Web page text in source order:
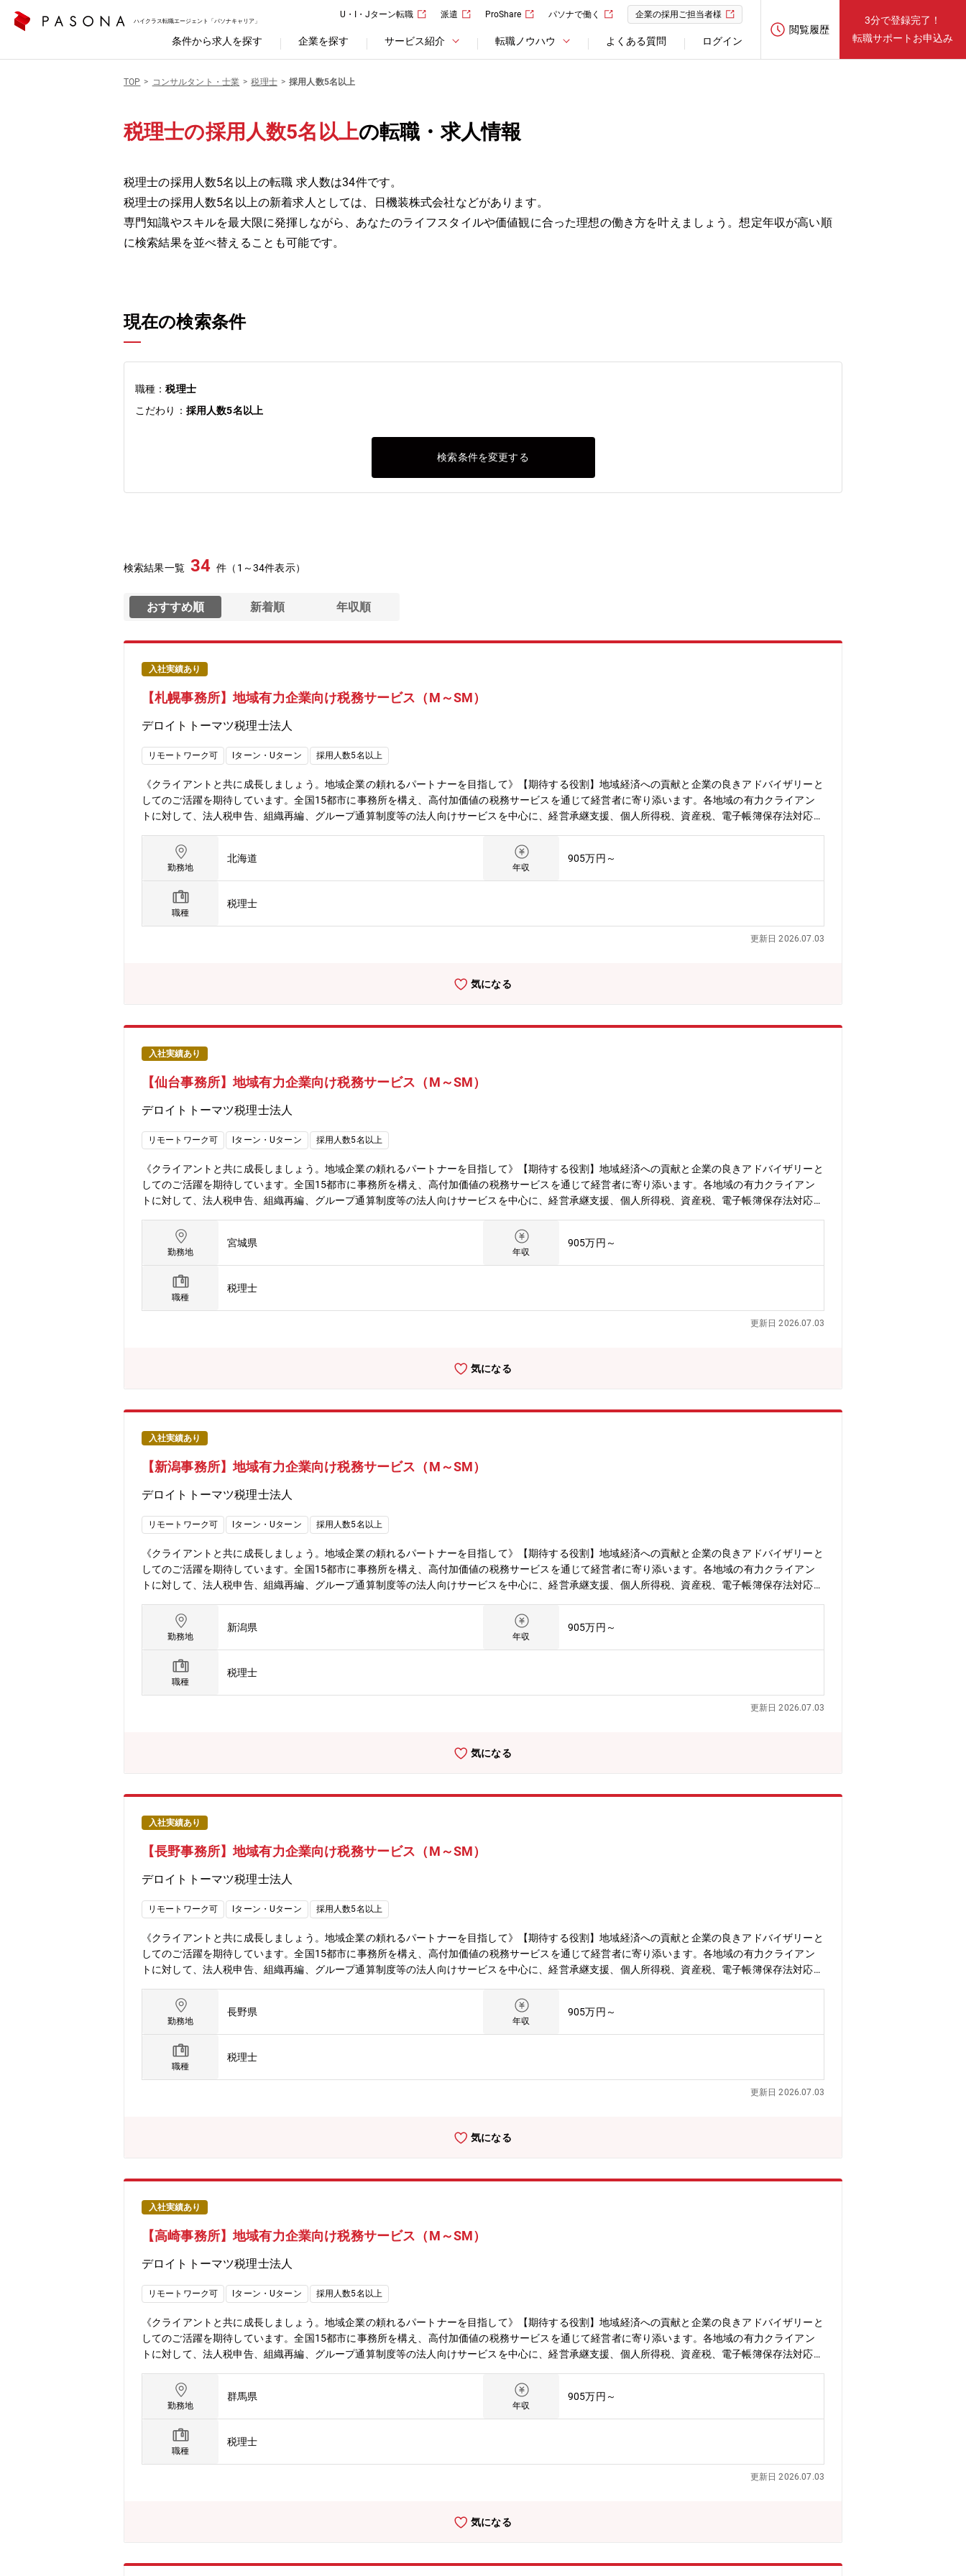
ハイクラス転職エージェント「パソナキャリア」
U・I・Jターン転職 派遣 ProShare パソナで働く 企業の採用ご担当者様
条件から求人を探す 企業を探す サービス紹介 転職ノウハウ よくある質問 ログイン
閲覧履歴
3分で登録完了！
転職サポートお申込み
TOP コンサルタント・士業 税理士 採用人数5名以上
税理士の採用人数5名以上の転職・求人情報
税理士の採用人数5名以上の転職 求人数は34件です。
税理士の採用人数5名以上の新着求人としては、日機装株式会社などがあります。
専門知識やスキルを最大限に発揮しながら、あなたのライフスタイルや価値観に合った理想の働き方を叶えましょう。想定年収が高い順
に検索結果を並べ替えることも可能です。
現在の検索条件
職種：税理士
こだわり： 採用人数5名以上
検索条件を変更する
検索結果一覧 34 件（1～34件表示）
おすすめ順 新着順 年収順
入社実績あり
【札幌事務所】地域有力企業向け税務サービス（M～SM）
デロイトトーマツ税理士法人
リモートワーク可 Iターン・Uターン 採用人数5名以上
《クライアントと共に成長しましょう。地域企業の頼れるパートナーを目指して》【期待する役割】地域経済への貢献と企業の良きアドバイザリーと
してのご活躍を期待しています。全国15都市に事務所を構え、高付加価値の税務サービスを通じて経営者に寄り添います。各地域の有力クライアン
トに対して、法人税申告、組織再編、グループ通算制度等の法人向けサービスを中心に、経営承継支援、個人所得税、資産税、電子帳簿保存法対応支
広く持ち、下記業務の主任（マネジャー）として各案件のコントロール、および３～４名程度のチームメンバーを牽引出来る方を募集しております。
税務のエキスパートとして対クライアントへのサービス提供を行って頂きます。ワークライフバランスを取りやすく、リモートと出社のハイブリッド
ワークが浸透しています。今後の組織拡大に応じて将来のキャリアも開かれています。UターンやIターンを希望されている方にもお勧めできるポジシ
ョンです。【法人総合税務サービス】国内企業に対して、税務のコンサルティングおよびコンプライアンス業務を幅広く提供します・法人に係る全般
的な税務相談・法人税・消費税・法人地方税の申告書作成またはレビュー・組織再編税務コンサルティング・グループ通算制度導入支援・電子帳簿保
存法対応支援・税務デューデリジェンス 等【個人所得税・資産税サービス】・企業オーナーの所得税・贈与税・相続税申告及びコンサルティン
グ・経営承継アドバイス 等【デロイトトーマツ 税理士法人（以下：DT Tax）について】全国規模の税理士法人として2002年に設立されました。
高品質なプロフェッショナルサービスを提供しています。近年急増するクロスボーダー案件に対応するため、その強みであるグローバルネットワーク
査・保証業務」「リスクアドバイザリー」「コンサルティング」「ファイナンシャルアドバイザリー」「法務」等を提供しています。国内約30都市
勤務地
北海道
年収
905万円～
職種
税理士
更新日 2026.07.03
気になる
入社実績あり
【仙台事務所】地域有力企業向け税務サービス（M～SM）
デロイトトーマツ税理士法人
リモートワーク可 Iターン・Uターン 採用人数5名以上
《クライアントと共に成長しましょう。地域企業の頼れるパートナーを目指して》【期待する役割】地域経済への貢献と企業の良きアドバイザリーと
してのご活躍を期待しています。全国15都市に事務所を構え、高付加価値の税務サービスを通じて経営者に寄り添います。各地域の有力クライアン
トに対して、法人税申告、組織再編、グループ通算制度等の法人向けサービスを中心に、経営承継支援、個人所得税、資産税、電子帳簿保存法対応支
広く持ち、下記業務の主任（マネジャー）として各案件のコントロール、および３～４名程度のチームメンバーを牽引出来る方を募集しております。
税務のエキスパートとして対クライアントへのサービス提供を行って頂きます。ワークライフバランスを取りやすく、リモートと出社のハイブリッド
ワークが浸透しています。今後の組織拡大に応じて将来のキャリアも開かれています。UターンやIターンを希望されている方にもお勧めできるポジシ
ョンです。【法人総合税務サービス】国内企業に対して、税務のコンサルティングおよびコンプライアンス業務を幅広く提供します・法人に係る全般
的な税務相談・法人税・消費税・法人地方税の申告書作成またはレビュー・組織再編税務コンサルティング・グループ通算制度導入支援・電子帳簿保
存法対応支援・税務デューデリジェンス 等【個人所得税・資産税サービス】・企業オーナーの所得税・贈与税・相続税申告及びコンサルティン
グ・経営承継アドバイス 等【デロイトトーマツ 税理士法人（以下：DT Tax）について】全国規模の税理士法人として2002年に設立されました。
高品質なプロフェッショナルサービスを提供しています。近年急増するクロスボーダー案件に対応するため、その強みであるグローバルネットワーク
査・保証業務」「リスクアドバイザリー」「コンサルティング」「ファイナンシャルアドバイザリー」「法務」等を提供しています。国内約30都市
勤務地
宮城県
年収
905万円～
職種
税理士
更新日 2026.07.03
気になる
入社実績あり
【新潟事務所】地域有力企業向け税務サービス（M～SM）
デロイトトーマツ税理士法人
リモートワーク可 Iターン・Uターン 採用人数5名以上
《クライアントと共に成長しましょう。地域企業の頼れるパートナーを目指して》【期待する役割】地域経済への貢献と企業の良きアドバイザリーと
してのご活躍を期待しています。全国15都市に事務所を構え、高付加価値の税務サービスを通じて経営者に寄り添います。各地域の有力クライアン
トに対して、法人税申告、組織再編、グループ通算制度等の法人向けサービスを中心に、経営承継支援、個人所得税、資産税、電子帳簿保存法対応支
広く持ち、下記業務の主任（マネジャー）として各案件のコントロール、および３～４名程度のチームメンバーを牽引出来る方を募集しております。
税務のエキスパートとして対クライアントへのサービス提供を行って頂きます。ワークライフバランスを取りやすく、リモートと出社のハイブリッド
ワークが浸透しています。今後の組織拡大に応じて将来のキャリアも開かれています。UターンやIターンを希望されている方にもお勧めできるポジシ
ョンです。【法人総合税務サービス】国内企業に対して、税務のコンサルティングおよびコンプライアンス業務を幅広く提供します・法人に係る全般
的な税務相談・法人税・消費税・法人地方税の申告書作成またはレビュー・組織再編税務コンサルティング・グループ通算制度導入支援・電子帳簿保
存法対応支援・税務デューデリジェンス 等【個人所得税・資産税サービス】・企業オーナーの所得税・贈与税・相続税申告及びコンサルティン
グ・経営承継アドバイス 等【デロイトトーマツ 税理士法人（以下：DT Tax）について】全国規模の税理士法人として2002年に設立されました。
高品質なプロフェッショナルサービスを提供しています。近年急増するクロスボーダー案件に対応するため、その強みであるグローバルネットワーク
査・保証業務」「リスクアドバイザリー」「コンサルティング」「ファイナンシャルアドバイザリー」「法務」等を提供しています。国内約30都市
勤務地
新潟県
年収
905万円～
職種
税理士
更新日 2026.07.03
気になる
入社実績あり
【長野事務所】地域有力企業向け税務サービス（M～SM）
デロイトトーマツ税理士法人
リモートワーク可 Iターン・Uターン 採用人数5名以上
《クライアントと共に成長しましょう。地域企業の頼れるパートナーを目指して》【期待する役割】地域経済への貢献と企業の良きアドバイザリーと
してのご活躍を期待しています。全国15都市に事務所を構え、高付加価値の税務サービスを通じて経営者に寄り添います。各地域の有力クライアン
トに対して、法人税申告、組織再編、グループ通算制度等の法人向けサービスを中心に、経営承継支援、個人所得税、資産税、電子帳簿保存法対応支
広く持ち、下記業務の主任（マネジャー）として各案件のコントロール、および３～４名程度のチームメンバーを牽引出来る方を募集しております。
税務のエキスパートとして対クライアントへのサービス提供を行って頂きます。ワークライフバランスを取りやすく、リモートと出社のハイブリッド
ワークが浸透しています。今後の組織拡大に応じて将来のキャリアも開かれています。UターンやIターンを希望されている方にもお勧めできるポジシ
ョンです。【法人総合税務サービス】国内企業に対して、税務のコンサルティングおよびコンプライアンス業務を幅広く提供します・法人に係る全般
的な税務相談・法人税・消費税・法人地方税の申告書作成またはレビュー・組織再編税務コンサルティング・グループ通算制度導入支援・電子帳簿保
存法対応支援・税務デューデリジェンス 等【個人所得税・資産税サービス】・企業オーナーの所得税・贈与税・相続税申告及びコンサルティン
グ・経営承継アドバイス 等【デロイトトーマツ 税理士法人（以下：DT Tax）について】全国規模の税理士法人として2002年に設立されました。
高品質なプロフェッショナルサービスを提供しています。近年急増するクロスボーダー案件に対応するため、その強みであるグローバルネットワーク
査・保証業務」「リスクアドバイザリー」「コンサルティング」「ファイナンシャルアドバイザリー」「法務」等を提供しています。国内約30都市
勤務地
長野県
年収
905万円～
職種
税理士
更新日 2026.07.03
気になる
入社実績あり
【高崎事務所】地域有力企業向け税務サービス（M～SM）
デロイトトーマツ税理士法人
リモートワーク可 Iターン・Uターン 採用人数5名以上
《クライアントと共に成長しましょう。地域企業の頼れるパートナーを目指して》【期待する役割】地域経済への貢献と企業の良きアドバイザリーと
してのご活躍を期待しています。全国15都市に事務所を構え、高付加価値の税務サービスを通じて経営者に寄り添います。各地域の有力クライアン
トに対して、法人税申告、組織再編、グループ通算制度等の法人向けサービスを中心に、経営承継支援、個人所得税、資産税、電子帳簿保存法対応支
広く持ち、下記業務の主任（マネジャー）として各案件のコントロール、および３～４名程度のチームメンバーを牽引出来る方を募集しております。
税務のエキスパートとして対クライアントへのサービス提供を行って頂きます。ワークライフバランスを取りやすく、リモートと出社のハイブリッド
ワークが浸透しています。今後の組織拡大に応じて将来のキャリアも開かれています。UターンやIターンを希望されている方にもお勧めできるポジシ
ョンです。【法人総合税務サービス】国内企業に対して、税務のコンサルティングおよびコンプライアンス業務を幅広く提供します・法人に係る全般
的な税務相談・法人税・消費税・法人地方税の申告書作成またはレビュー・組織再編税務コンサルティング・グループ通算制度導入支援・電子帳簿保
存法対応支援・税務デューデリジェンス 等【個人所得税・資産税サービス】・企業オーナーの所得税・贈与税・相続税申告及びコンサルティン
グ・経営承継アドバイス 等【デロイトトーマツ 税理士法人（以下：DT Tax）について】全国規模の税理士法人として2002年に設立されました。
高品質なプロフェッショナルサービスを提供しています。近年急増するクロスボーダー案件に対応するため、その強みであるグローバルネットワーク
勤務地
群馬県
年収
905万円～
職種
税理士
更新日 2026.07.03
気になる